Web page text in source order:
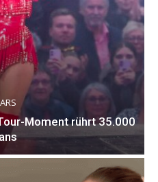
Moment rührt 35.000